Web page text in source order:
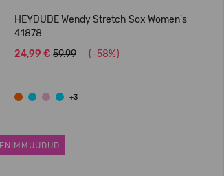
HEYDUDE Wendy Stretch Sox Women's
41878
24,99 € 59.99 (-58%)
+3
ENIMMÜÜDUD